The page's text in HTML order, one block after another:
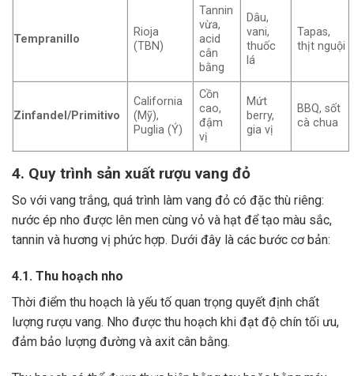
Tempranillo
Rioja
(TBN)
Tannin
vừa,
acid
cân
bằng
Dâu,
vani,
thuốc
lá
Tapas,
thịt nguội
Zinfandel/Primitivo
California
(Mỹ),
Puglia (Ý)
Cồn
cao,
đậm
vị
Mứt
berry,
gia vị
BBQ, sốt
cà chua
4. Quy trình sản xuất rượu vang đỏ
So với vang trắng, quá trình làm vang đỏ có đặc thù riêng:
nước ép nho được lên men cùng vỏ và hạt để tạo màu sắc,
tannin và hương vị phức hợp. Dưới đây là các bước cơ bản:
4.1. Thu hoạch nho
Thời điểm thu hoạch là yếu tố quan trọng quyết định chất
lượng rượu vang. Nho được thu hoạch khi đạt độ chín tối ưu,
đảm bảo lượng đường và axit cân bằng.